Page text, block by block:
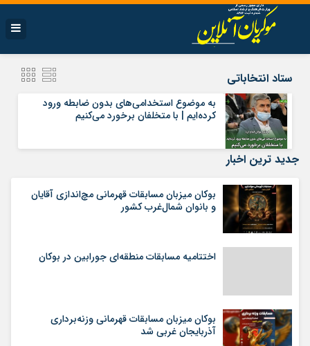
ستاد انتخاباتی
به موضوع استخدامی‌های بدون ضابطه ورود
کرده‌ایم | با متخلفان برخورد می‌کنیم
جدید ترین اخبار
بوکان میزبان مسابقات قهرمانی مچ‌اندازی آقایان
و بانوان شمال‌غرب کشور
اختتامیه مسابقات منطقه‌ای جورابین در بوکان
بوکان میزبان مسابقات قهرمانی وزنه‌برداری
آذربایجان غربی شد